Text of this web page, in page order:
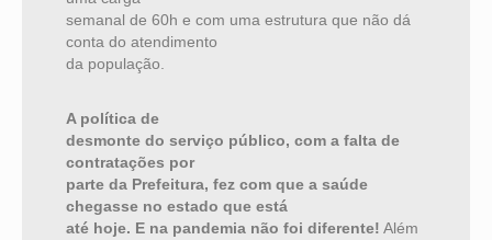
semanal de 60h e com uma estrutura que não dá
conta do atendimento
da população.
A política de
desmonte do serviço público, com a falta de
contratações por
parte da Prefeitura, fez com que a saúde
chegasse no estado que está
até hoje. E na pandemia não foi diferente! Além